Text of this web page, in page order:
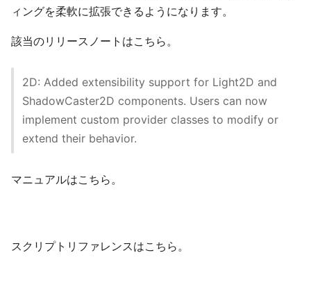
ィングを柔軟に拡張できるようになります。
該当のリリースノートはこちら。
2D: Added extensibility support for Light2D and
ShadowCaster2D components. Users can now
implement custom provider classes to modify or
extend their behavior.
マニュアルはこちら。
スクリプトリファレンスはこちら。